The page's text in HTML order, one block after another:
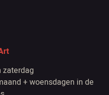
+ woensdagen in de